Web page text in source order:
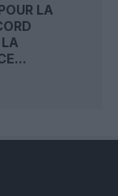
LA